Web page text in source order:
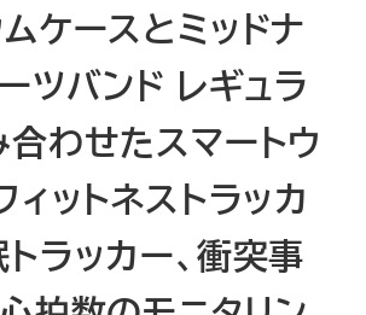
ケースとミッドナ
ツバンド レギュラ
わせたスマートウ
ィットネストラッカ
ラッカー、衝突事